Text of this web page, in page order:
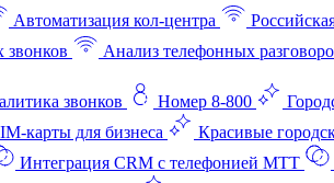
Автоматизация кол-центра
звонков Анализ телефонных
звонков Номер 8-800
карты для бизнеса
Красивые
Интеграция CRM с телефонией МТТ